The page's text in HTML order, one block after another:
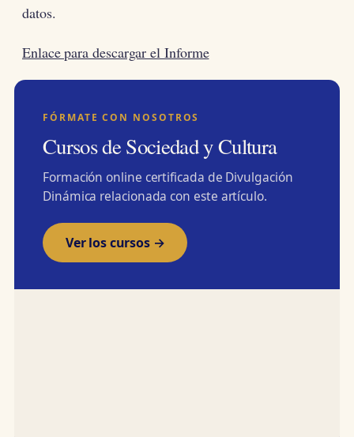
datos.
Enlace para descargar el Informe
FÓRMATE CON NOSOTROS
Cursos de Sociedad y Cultura
Formación online certificada de Divulgación
Dinámica relacionada con este artículo.
Ver los cursos →